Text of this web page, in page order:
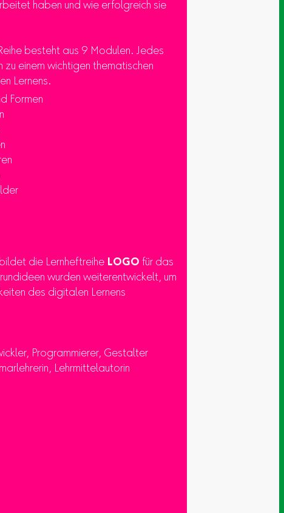
haben und wie erfolgreich sie
besteht aus 9 Modulen. Jedes
einem wichtigen thematischen
Lernens.
Formen
die Lernheftreihe LOGO für das
wurden weiterentwickelt, um
des digitalen Lernens
Programmierer, Gestalter
Lehrmittelautorin